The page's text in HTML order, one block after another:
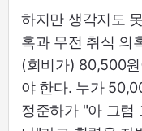
하지만 생각지도
혹과 무전 취식 의
(회비가) 80,500
야 한다. 누가
정준하가 "아 그럼